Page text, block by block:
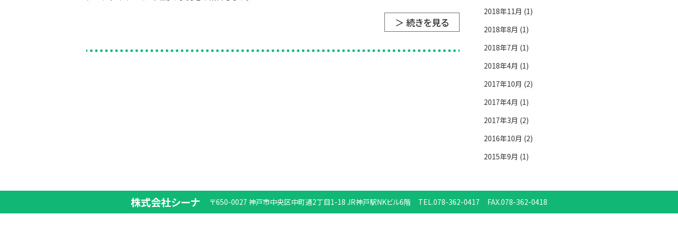
2018年11月 (1)
2018年8月 (1)
2018年7月 (1)
2018年4月 (1)
2017年10月 (2)
2017年4月 (1)
2017年3月 (2)
2016年10月 (2)
2015年9月 (1)
＞ 続きを見る
株式会社シーナ 〒650-0027 神戸市中央区中町通2丁目1-18 JR神戸駅NKビル6階 TEL.078-362-0417 FAX.078-362-0418